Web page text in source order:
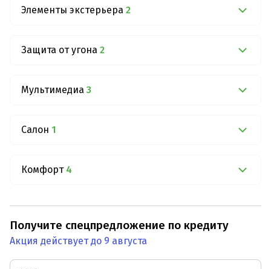
Элементы экстерьера 2
Защита от угона 2
Мультимедиа 3
Салон 1
Комфорт 4
Получите спецпредложение по кредиту
Акция действует до 9 августа